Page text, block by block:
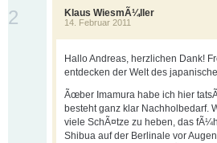
Klaus WiesmÃ¼ller
14. Februar 2011
2
Hallo Andreas, herzlichen Dank!
entdecken der Welt des
Ãœber Imamura habe ich hier
besteht ganz klar Nachholbedarf.
viele SchÃ¤tze zu heben, das
Shibua auf der Berlinale vor